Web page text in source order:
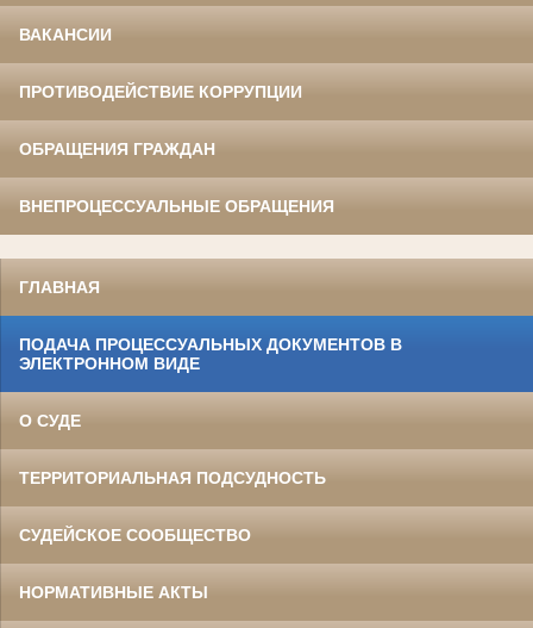
ВАКАНСИИ
ПРОТИВОДЕЙСТВИЕ КОРРУПЦИИ
ОБРАЩЕНИЯ ГРАЖДАН
ВНЕПРОЦЕССУАЛЬНЫЕ ОБРАЩЕНИЯ
ГЛАВНАЯ
ПОДАЧА ПРОЦЕССУАЛЬНЫХ ДОКУМЕНТОВ В
ЭЛЕКТРОННОМ ВИДЕ
О СУДЕ
ТЕРРИТОРИАЛЬНАЯ ПОДСУДНОСТЬ
СУДЕЙСКОЕ СООБЩЕСТВО
НОРМАТИВНЫЕ АКТЫ